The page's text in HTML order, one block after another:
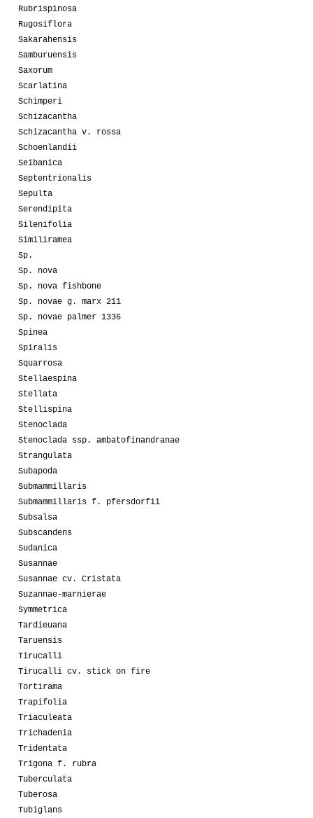
Rubrispinosa
Rugosiflora
Sakarahensis
Samburuensis
Saxorum
Scarlatina
Schimperi
Schizacantha
Schizacantha v. rossa
Schoenlandii
Seibanica
Septentrionalis
Sepulta
Serendipita
Silenifolia
Similiramea
Sp.
Sp. nova
Sp. nova fishbone
Sp. novae g. marx 211
Sp. novae palmer 1336
Spinea
Spiralis
Squarrosa
Stellaespina
Stellata
Stellispina
Stenoclada
Stenoclada ssp. ambatofinandranae
Strangulata
Subapoda
Submammillaris
Submammillaris f. pfersdorfii
Subsalsa
Subscandens
Sudanica
Susannae
Susannae cv. Cristata
Suzannae-marnierae
Symmetrica
Tardieuana
Taruensis
Tirucalli
Tirucalli cv. stick on fire
Tortirama
Trapifolia
Triaculeata
Trichadenia
Tridentata
Trigona f. rubra
Tuberculata
Tuberosa
Tubiglans